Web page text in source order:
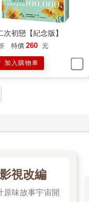
力搓了臉幾下，告訴自
陳書海。
頭沾滿我的鼻涕和淚
淨。
處。
喔。」我說，把手帕朝
華佑惟把手帕接過，又
渣掉第二次眼淚。」我
次初戀【紀念版】
特價 260 元
加入購物車
視改編
原味故事宇宙開